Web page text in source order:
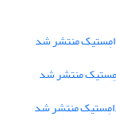
منتشر شد
منتشر شد
منتشر شد